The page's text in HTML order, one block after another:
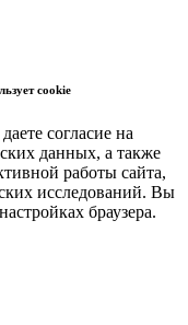
cookie
согласие на
данных, а также
работы сайта,
исследований. Вы
браузера.